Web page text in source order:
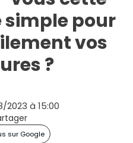
pour
vos
?
2023 à 15:00
sur Google